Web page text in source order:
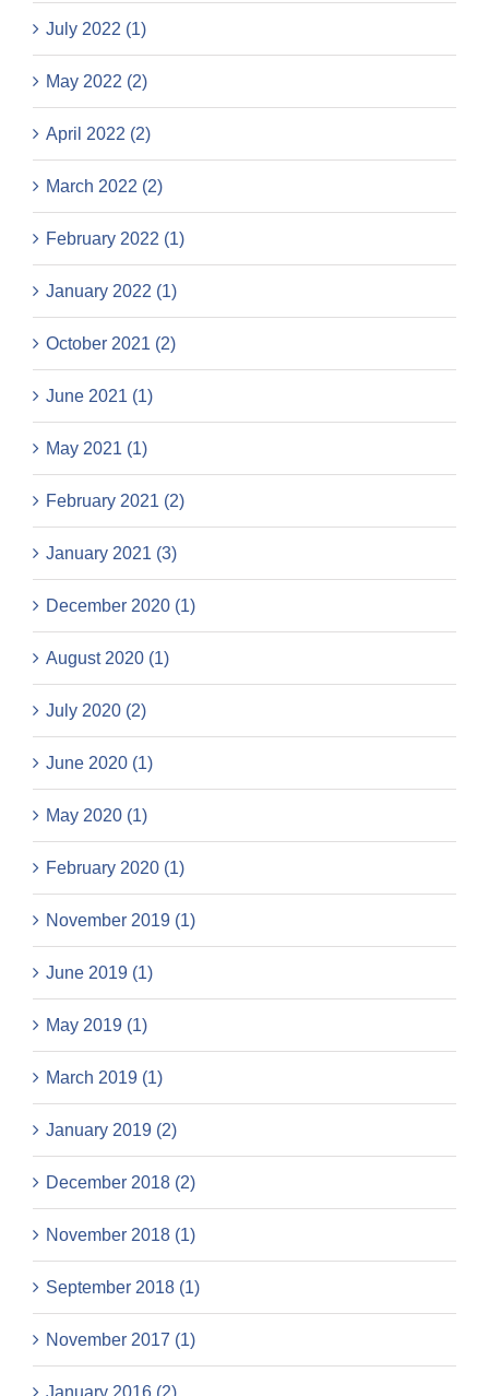
July 2022 (1)
May 2022 (2)
April 2022 (2)
March 2022 (2)
February 2022 (1)
January 2022 (1)
October 2021 (2)
June 2021 (1)
May 2021 (1)
February 2021 (2)
January 2021 (3)
December 2020 (1)
August 2020 (1)
July 2020 (2)
June 2020 (1)
May 2020 (1)
February 2020 (1)
November 2019 (1)
June 2019 (1)
May 2019 (1)
March 2019 (1)
January 2019 (2)
December 2018 (2)
November 2018 (1)
September 2018 (1)
November 2017 (1)
January 2016 (2)